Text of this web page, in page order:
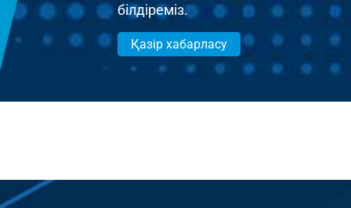
білдіреміз.
Қазір хабарласу